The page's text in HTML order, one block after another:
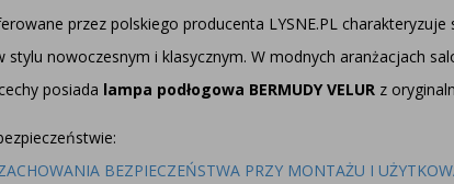
przez polskiego producenta LYSNE.PL
stylu nowoczesnym i klasycznym. W modnych aranżacjach
posiada lampa podłogowa BERMUDY VELUR z
BEZPIECZEŃSTWA PRZY MONTAŻU I